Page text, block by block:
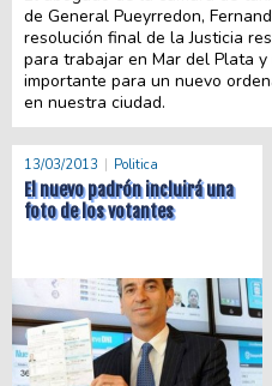
de General Pueyrredon,
resolución final de la Justicia
para trabajar en Mar del Plata
importante para un nuevo
en nuestra ciudad.
13/03/2013 Politica
El nuevo padrón incluirá una
foto de los votantes